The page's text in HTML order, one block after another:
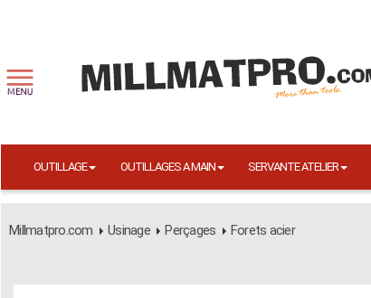
OUTILLAGE OUTILLAGES A MAIN SERVANTE ATELIER
Millmatpro.com Usinage Perçages Forets acier